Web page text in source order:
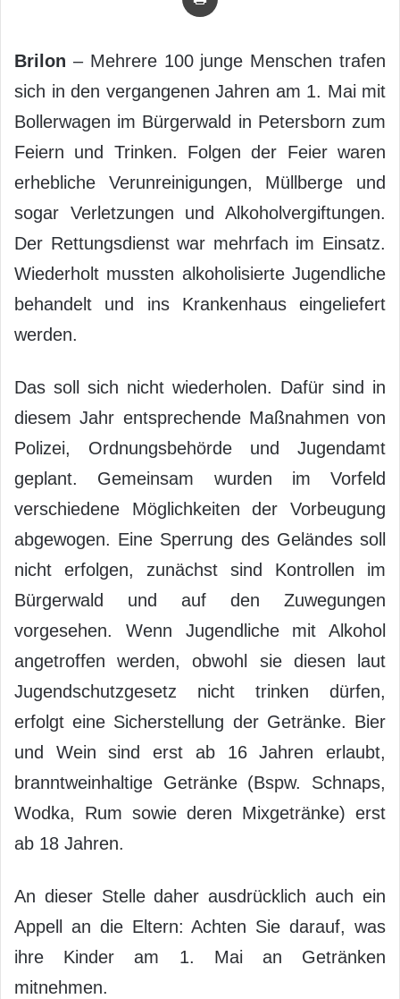
Brilon – Mehrere 100 junge Menschen trafen
sich in den vergangenen Jahren am 1. Mai mit
Bollerwagen im Bürgerwald in Petersborn zum
Feiern und Trinken. Folgen der Feier waren
erhebliche Verunreinigungen, Müllberge und
sogar Verletzungen und Alkoholvergiftungen.
Der Rettungsdienst war mehrfach im Einsatz.
Wiederholt mussten alkoholisierte Jugendliche
behandelt und ins Krankenhaus eingeliefert
werden.
Das soll sich nicht wiederholen. Dafür sind in
diesem Jahr entsprechende Maßnahmen von
Polizei, Ordnungsbehörde und Jugendamt
geplant. Gemeinsam wurden im Vorfeld
verschiedene Möglichkeiten der Vorbeugung
abgewogen. Eine Sperrung des Geländes soll
nicht erfolgen, zunächst sind Kontrollen im
Bürgerwald und auf den Zuwegungen
vorgesehen. Wenn Jugendliche mit Alkohol
angetroffen werden, obwohl sie diesen laut
Jugendschutzgesetz nicht trinken dürfen,
erfolgt eine Sicherstellung der Getränke. Bier
und Wein sind erst ab 16 Jahren erlaubt,
branntweinhaltige Getränke (Bspw. Schnaps,
Wodka, Rum sowie deren Mixgetränke) erst
ab 18 Jahren.
An dieser Stelle daher ausdrücklich auch ein
Appell an die Eltern: Achten Sie darauf, was
ihre Kinder am 1. Mai an Getränken
mitnehmen.